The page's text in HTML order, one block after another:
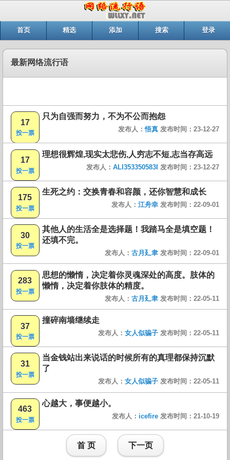
首页 精选 添加 搜索 登录
最新网络流行语
17
投一票
只为自强而努力，不为不公而抱怨
发布人：悟真 发布时间：23-12-27
17
投一票
理想很辉煌,现实太悲伤,人穷志不短,志当存高远
发布人： ALI353350583I 发布时间：23-12-27
175
投一票
生死之约：交换青春和容颜，还你智慧和成长
发布人： 江舟幸 发布时间：22-09-01
30
投一票
其他人的生活全是选择题！我踏马全是填空题！
还填不完。
发布人： 古月廴聿 发布时间：22-09-01
283
投一票
思想的懒惰，决定着你灵魂深处的高度。肢体的
懒惰，决定着你肢体的精度。
发布人： 古月廴聿 发布时间：22-05-11
37
投一票
撞碎南墙继续走
发布人： 女人似骗子 发布时间：22-05-11
31
投一票
当金钱站出来说话的时候所有的真理都保持沉默
了
发布人： 女人似骗子 发布时间：22-05-11
463
投一票
心越大，事便越小。
发布人： icefire 发布时间：21-10-19
首 页 下一页